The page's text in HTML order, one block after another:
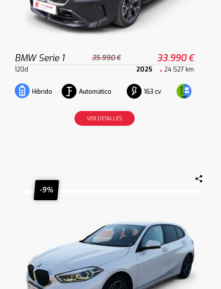
BMW Serie 1 35.990 € 33.990 €
120d 2025 24.527 km
Híbrido Automático 163 cv
VER DETALLES
-9%